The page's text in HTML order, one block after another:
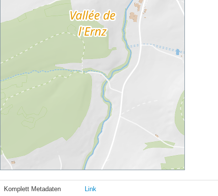
Komplett Metadaten Link